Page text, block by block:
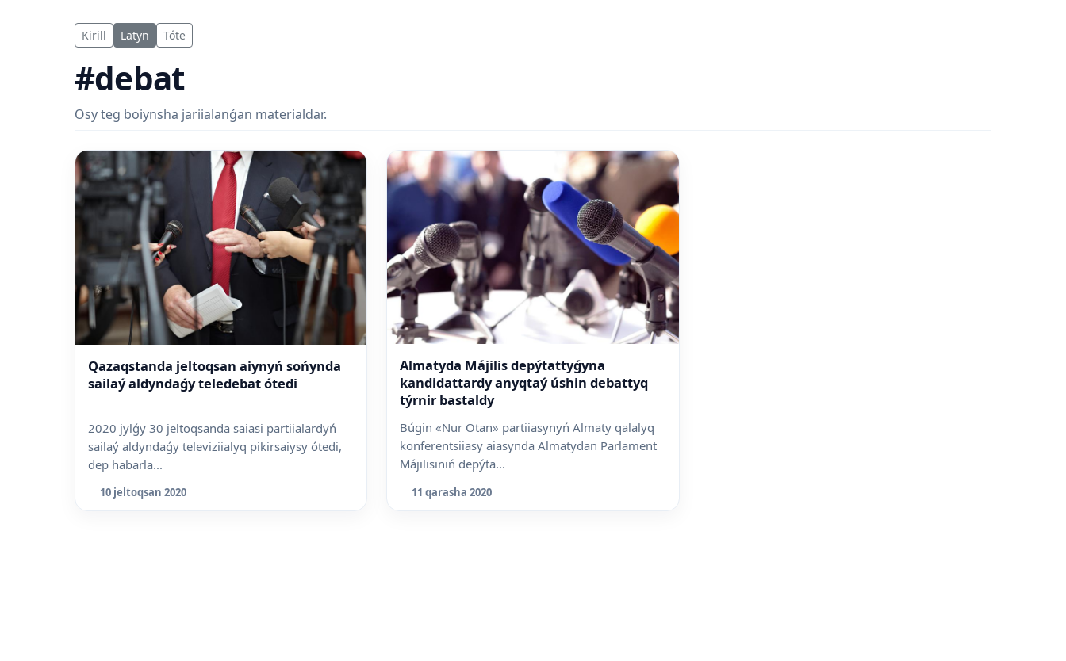
Kirill Latyn Tóte
#debat
Osy teg boiynsha jariialanǵan materialdar.
Qazaqstanda jeltoqsan aiynyń sońynda
sailaý aldyndaǵy teledebat ótedi
2020 jylǵy 30 jeltoqsanda saiasi partiialardyń
sailaý aldyndaǵy televiziialyq pikirsaiysy ótedi,
dep habarla...
10 jeltoqsan 2020
Almatyda Májilis depýtattyǵyna
kandidattardy anyqtaý úshin debattyq
týrnir bastaldy
Búgin «Nur Otan» partiiasynyń Almaty qalalyq
konferentsiiasy aiasynda Almatydan Parlament
Májilisiniń depýta...
11 qarasha 2020